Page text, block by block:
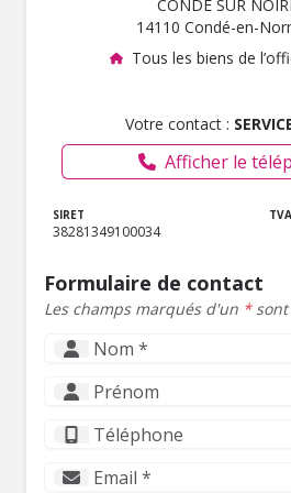
CONDÉ SUR
14110 Condé-en-
Tous les biens de
Votre contact :
Afficher le
SIRET
38281349100034
Formulaire de contact
Les champs marqués d'un *sont